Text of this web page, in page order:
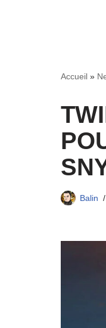
Accueil »
Balin